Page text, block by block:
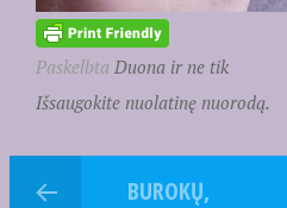
Paskelbta Duona ir ne tik
Išsaugokite nuolatinę nuorodą.
BUROKŲ,